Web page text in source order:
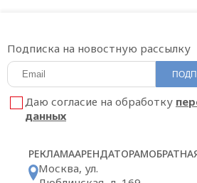
РЕКЛАМААРЕНДАТОРАМ
Москва, ул.
Подписка на новостную рассылку
Даю согласие на обработку
данных